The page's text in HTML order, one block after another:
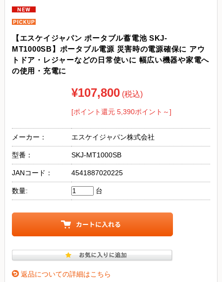
【エスケイジャパン ポータブル蓄電池 SKJ-
MT1000SB】ポータブル電源 災害時の電源確保に アウ
トドア・レジャーなどの日常使いに 幅広い機器や家電へ
の使用・充電に
¥107,800 (税込)
[ポイント還元 5,390ポイント～]
メーカー： エスケイジャパン株式会社
型番： SKJ-MT1000SB
JANコード： 4541887020225
数量: 台
返品についての詳細はこちら